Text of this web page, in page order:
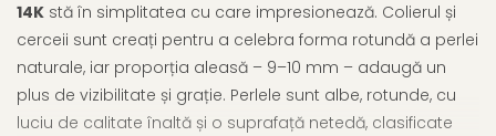
14K stă în simplitatea cu care impresionează. Colierul și
cerceii sunt creați pentru a celebra forma rotundă a perlei
naturale, iar proporția aleasă – 9–10 mm – adaugă un
plus de vizibilitate și grație. Perlele sunt albe, rotunde, cu
luciu de calitate înaltă și o suprafață netedă, clasificate